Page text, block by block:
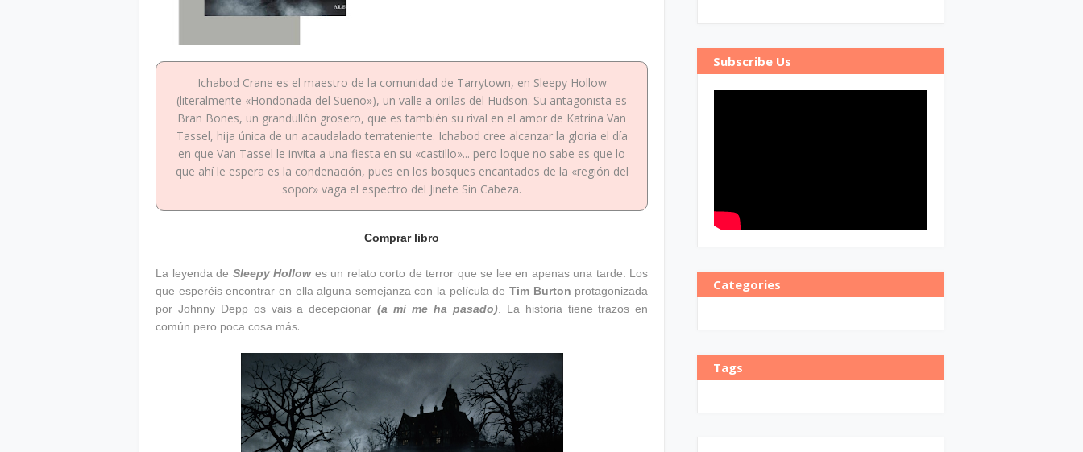
Ichabod Crane es el maestro de la comunidad de Tarrytown, en Sleepy Hollow
(literalmente «Hondonada del Sueño»), un valle a orillas del Hudson. Su antagonista es
Bran Bones, un grandullón grosero, que es también su rival en el amor de Katrina Van
Tassel, hija única de un acaudalado terrateniente. Ichabod cree alcanzar la gloria el día
en que Van Tassel le invita a una fiesta en su «castillo»... pero loque no sabe es que lo
que ahí le espera es la condenación, pues en los bosques encantados de la «región del
sopor» vaga el espectro del Jinete Sin Cabeza.
Comprar libro
La leyenda de Sleepy Hollowes un relato corto de terror que se lee en apenas una tarde. Los
que esperéis encontrar en ella alguna semejanza con la película deTim Burton protagonizada
por Johnny Depp os vais a decepcionar(a mí me ha pasado). La historia tiene trazos en
común pero poca cosa más.
Subscribe Us
Categories
Tags